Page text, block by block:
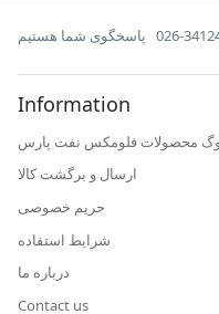
پاسخگوی شما هستیم
Information
محصولات فلومکس نفت پارس
ارسال و برگشت کالا
حریم خصوصی
شرایط استفاده
درباره ما
Contact us